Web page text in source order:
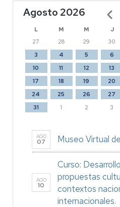
Agosto 2026
L M M J
27
28 29 30
3
4 5 6
10
11 12 13
17
18 19 20
24
25 26 27
31
1 2 3
AGO
07 Museo Virtual
AGO
10
Curso:
propuestas
contextos
internacionales.